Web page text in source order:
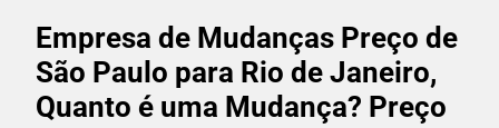
Empresa de Mudanças Preço de
São Paulo para Rio de Janeiro,
Quanto é uma Mudança? Preço